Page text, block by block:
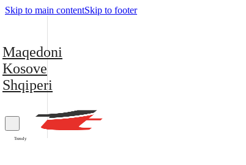
Skip to main contentSkip to footer
Maqedoni
Kosove
Shqiperi
Trendy